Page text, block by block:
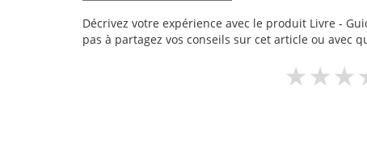
Décrivez votre expérience avec le produit Livre -
pas à partagez vos conseils sur cet article ou avec